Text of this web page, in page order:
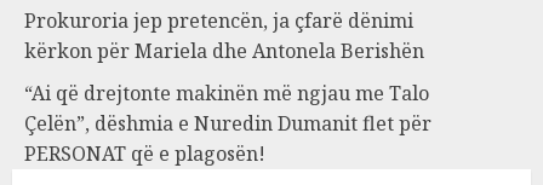
Prokuroria jep pretencën, ja çfarë dënimi
kërkon për Mariela dhe Antonela Berishën
“Ai që drejtonte makinën më ngjau me Talo
Çelën”, dëshmia e Nuredin Dumanit flet për
PERSONAT që e plagosën!